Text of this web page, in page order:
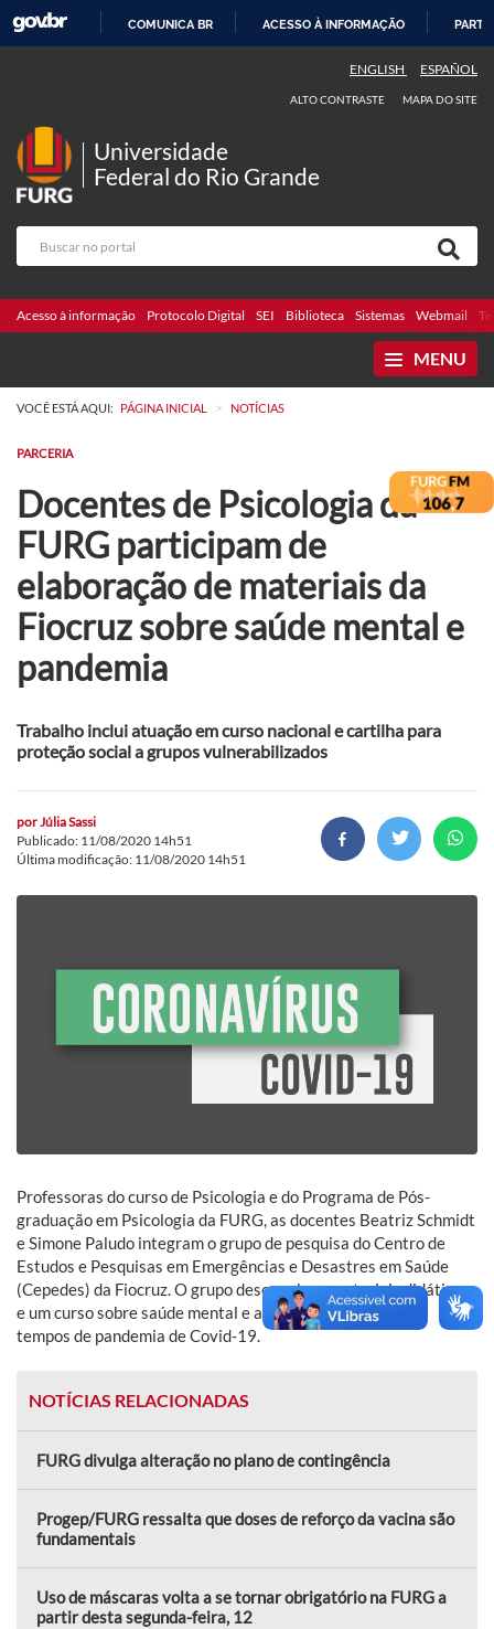
COMUNICA BR ACESSO À INFORMAÇÃO
ENGLISH ESPAÑOL
ALTO CONTRASTE MAPA DO SITE
Universidade
Federal do Rio Grande
Acesso à informação Protocolo Digital SEI Biblioteca Sistemas Webmail
MENU
VOCÊ ESTÁ AQUI: PÁGINA INICIAL > NOTÍCIAS
PARCERIA
Docentes de Psicologia da
FURG participam de
elaboração de materiais da
Fiocruz sobre saúde mental e
pandemia
Trabalho inclui atuação em curso nacional e cartilha para
proteção social a grupos vulnerabilizados
porJúlia Sassi
Publicado: 11/08/2020 14h51
Última modificação: 11/08/2020 14h51
Professoras do curso de Psicologia e do Programa de Pós-
graduação em Psicologia da FURG, as docentes Beatriz Schmidt
e Simone Paludo integram o grupo de pesquisa do Centro de
Estudos e Pesquisas em Emergências e Desastres em Saúde
(Cepedes) da Fiocruz. O grupo desenvolveu materiais didáticos
e um curso sobre saúde mental e atenção psicossocial em
tempos de pandemia de Covid-19.
NOTÍCIAS RELACIONADAS
FURG divulga alteração no plano de contingência
Progep/FURG ressalta que doses de reforço da vacina são
fundamentais
Uso de máscaras volta a se tornar obrigatório na FURG a
partir desta segunda-feira, 12